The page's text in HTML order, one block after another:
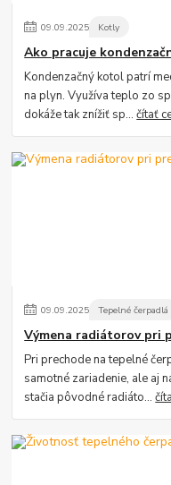
09.09.2025 Kotly
Ako pracuje
Kondenzačný kotol patrí
na plyn. Využíva teplo zo
dokáže tak znížiť sp...čítať
09.09.2025 Tepelné čerpadlá
Výmena radiátorov pri
Pri prechode na tepelné
samotné zariadenie, ale aj
stačia pôvodné radiáto...